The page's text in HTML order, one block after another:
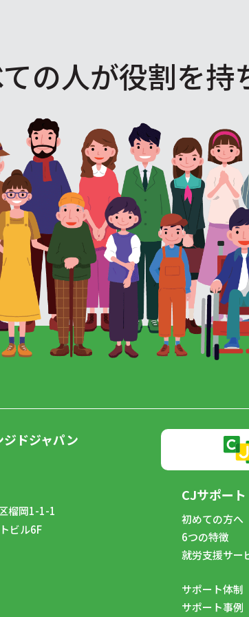
の人が役割を持
ドジャパン
榴岡1-1-1
ビル6F
CJサポート
初めての方へ
6つの特徴
就労支援サー
サポート体制
サポート事例